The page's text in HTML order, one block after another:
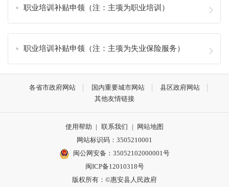
职业培训补贴申领（注：主项为职业培训）
职业培训补贴申领（注：主项为失业保险服务）
各省市政府网站 国内重要城市网站
县区政府网站
其他友情链接
使用帮助 | 联系我们 |
网站地图
网站标识码：3505210001
闽公网安备：35052102000001号
闽ICP备12010318号
版权所有：©惠安县人民政府